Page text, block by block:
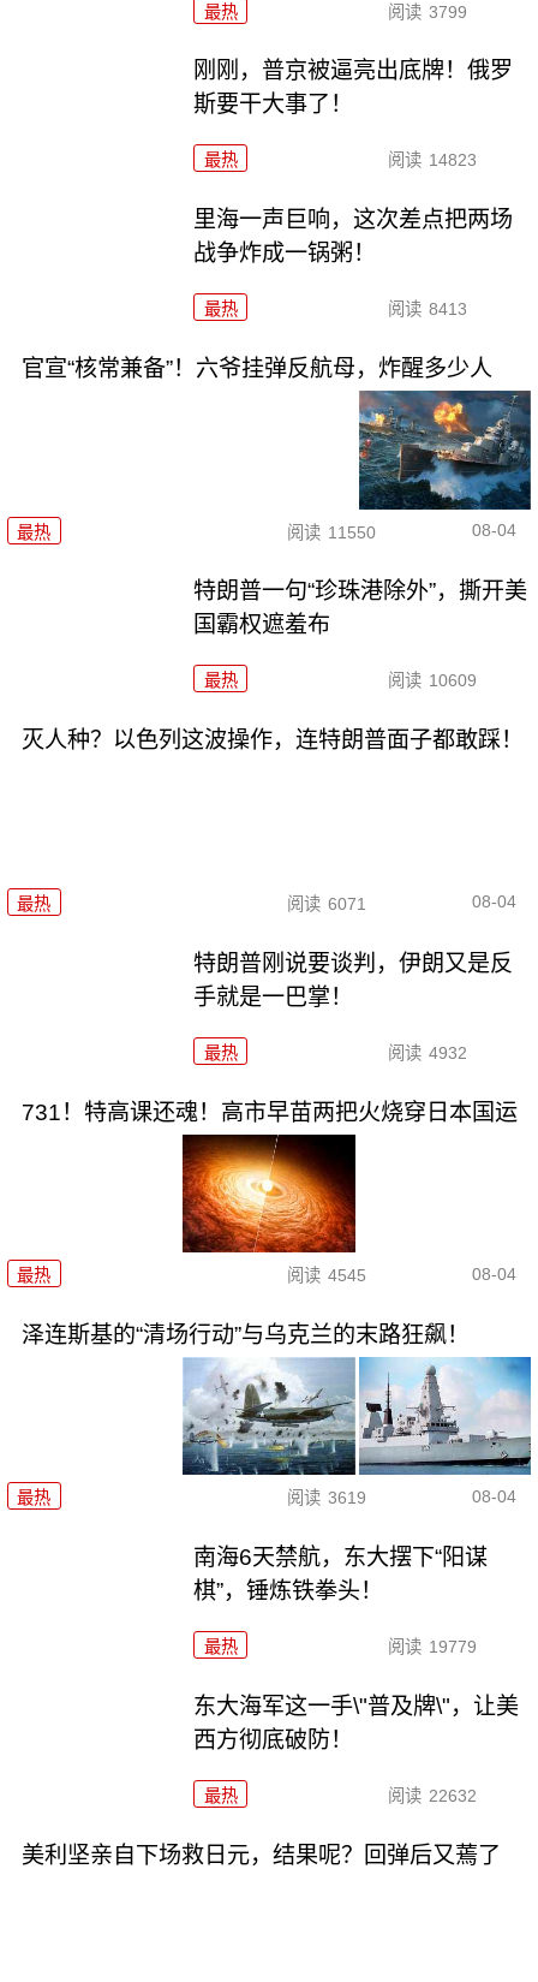
最热 阅读 3799
刚刚，普京被逼亮出底牌！俄罗
斯要干大事了！
最热 阅读 14823
里海一声巨响，这次差点把两场
战争炸成一锅粥！
最热 阅读 8413
官宣“核常兼备”！六爷挂弹反航母，炸醒多少人
最热 阅读 11550 08-04
特朗普一句“珍珠港除外”，撕开美
国霸权遮羞布
最热 阅读 10609
灭人种？以色列这波操作，连特朗普面子都敢踩！
最热 阅读 6071 08-04
特朗普刚说要谈判，伊朗又是反
手就是一巴掌！
最热 阅读 4932
731！特高课还魂！高市早苗两把火烧穿日本国运
最热 阅读 4545 08-04
泽连斯基的“清场行动”与乌克兰的末路狂飙！
最热 阅读 3619 08-04
南海6天禁航，东大摆下“阳谋
棋”，锤炼铁拳头！
最热 阅读 19779
东大海军这一手\"普及牌\"，让美
西方彻底破防！
最热 阅读 22632
美利坚亲自下场救日元，结果呢？回弹后又蔫了